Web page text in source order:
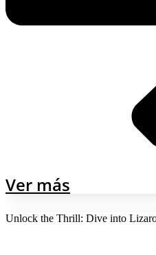
Ver más
Unlock the Thrill: Dive into